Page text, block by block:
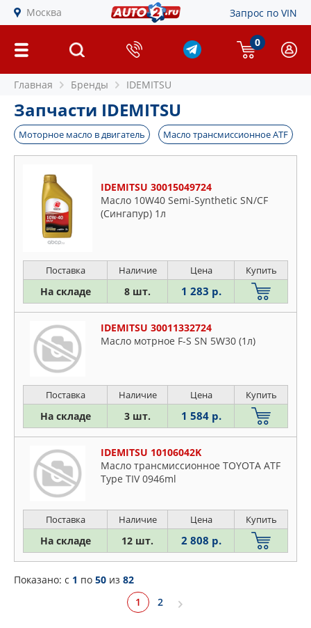
Москва Запрос по VIN
0
Главная Бренды IDEMITSU
Запчасти IDEMITSU
Моторное масло в двигатель Масло трансмиссионное ATF
IDEMITSU 30015049724
Масло 10W40 Semi-Synthetic SN/CF
(Сингапур) 1л
Поставка Наличие Цена Купить
На складе 8 шт. 1 283 р.
IDEMITSU 30011332724
Масло мотрное F-S SN 5W30 (1л)
Поставка Наличие Цена Купить
На складе 3 шт. 1 584 р.
IDEMITSU 10106042K
Масло трансмиссионное TOYOTA ATF
Type TIV 0946ml
Поставка Наличие Цена Купить
На складе 12 шт. 2 808 р.
Показано: c 1 по 50 из 82
1
2